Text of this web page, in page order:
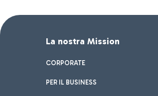
La nostra Mission
CORPORATE
PER IL BUSINESS